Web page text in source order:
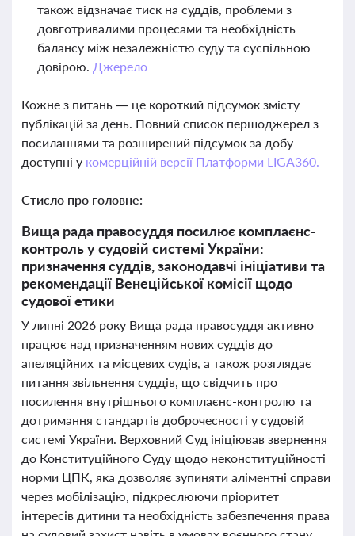
також відзначає тиск на суддів, проблеми з
довготривалими процесами та необхідність
балансу між незалежністю суду та суспільною
довірою. Джерело
Кожне з питань — це короткий підсумок змісту
публікацій за день. Повний список першоджерел з
посиланнями та розширений підсумок за добу
доступні у комерційній версії Платформи LIGA360.
Стисло про головне:
Вища рада правосуддя посилює комплаєнс-
контроль у судовій системі України:
призначення суддів, законодавчі ініціативи та
рекомендації Венеційської комісії щодо
судової етики
У липні 2026 року Вища рада правосуддя активно
працює над призначенням нових суддів до
апеляційних та місцевих судів, а також розглядає
питання звільнення суддів, що свідчить про
посилення внутрішнього комплаєнс-контролю та
дотримання стандартів доброчесності у судовій
системі України. Верховний Суд ініціював звернення
до Конституційного Суду щодо неконституційності
норми ЦПК, яка дозволяє зупиняти аліментні справи
через мобілізацію, підкреслюючи пріоритет
інтересів дитини та необхідність забезпечення права